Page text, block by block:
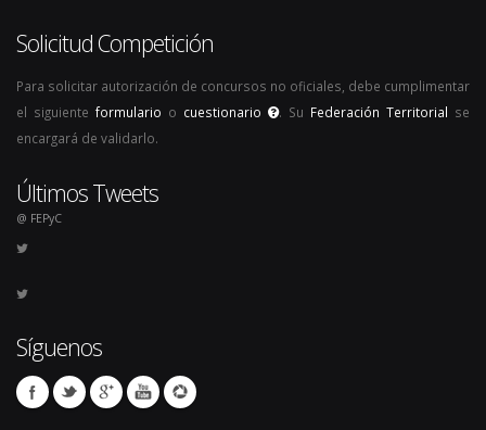
Solicitud Competición
Para solicitar autorización de concursos no oficiales, debe cumplimentar
el siguiente formulario o cuestionario . Su Federación Territorial se
encargará de validarlo.
Últimos Tweets
@ FEPyC
Síguenos